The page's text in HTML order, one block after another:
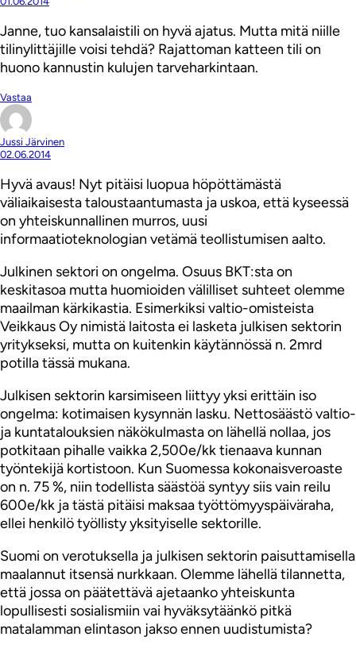
Janne, tuo kansalaistili on hyvä ajatus. Mutta mitä niille
tilinylittäjille voisi tehdä? Rajattoman katteen tili on
huono kannustin kulujen tarveharkintaan.
Vastaa
Jussi Järvinen
02.06.2014
Hyvä avaus! Nyt pitäisi luopua höpöttämästä
väliaikaisesta taloustaantumasta ja uskoa, että kyseessä
on yhteiskunnallinen murros, uusi
informaatioteknologian vetämä teollistumisen aalto.
Julkinen sektori on ongelma. Osuus BKT:sta on
keskitasoa mutta huomioiden välilliset suhteet olemme
maailman kärkikastia. Esimerkiksi valtio-omisteista
Veikkaus Oy nimistä laitosta ei lasketa julkisen sektorin
yritykseksi, mutta on kuitenkin käytännössä n. 2mrd
potilla tässä mukana.
Julkisen sektorin karsimiseen liittyy yksi erittäin iso
ongelma: kotimaisen kysynnän lasku. Nettosäästö valtio-
ja kuntatalouksien näkökulmasta on lähellä nollaa, jos
potkitaan pihalle vaikka 2,500e/kk tienaava kunnan
työntekijä kortistoon. Kun Suomessa kokonaisveroaste
on n. 75 %, niin todellista säästöä syntyy siis vain reilu
600e/kk ja tästä pitäisi maksaa työttömyyspäiväraha,
ellei henkilö työllisty yksityiselle sektorille.
Suomi on verotuksella ja julkisen sektorin paisuttamisella
maalannut itsensä nurkkaan. Olemme lähellä tilannetta,
että jossa on päätettävä ajetaanko yhteiskunta
lopullisesti sosialismiin vai hyväksytäänkö pitkä
matalamman elintason jakso ennen uudistumista?